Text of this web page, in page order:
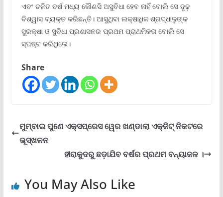
ଏବଂ ଚଳିତ ବର୍ଷ ମଧ୍ୟ କୌଣସି ଅସୁବିଧା ହେବ ନାହିଁ ବୋଲି ସେ ଦୃଢ଼
ବିଶ୍ୱାସ ବ୍ୟକ୍ତ କରିଛନ୍ତି। ଆସୁଥିବା ଲକ୍ଷାଧିକ ଶ୍ରଦ୍ଧାଳୁଙ୍କ
ସୁରକ୍ଷା ଓ ସୁବିଧା ପ୍ରଶାସନର ପ୍ରଥମ ପ୍ରାଥମିକତା ବୋଲି ସେ
ସ୍ପଷ୍ଟ କରିଥିଲେ।
Share
ମୁମ୍ବାଇ ପୁଣେ ଏକ୍ସପ୍ରେସ ୱେର ଖଣ୍ଡାଲା ଏକ୍ଜିଟ୍ ନିକଟରେ
ଭୂସ୍ଖଳନ
ହୀରାକୁଦରୁ ଛଡ଼ାଯିବ ବର୍ଷର ପ୍ରଥମ ବନ୍ୟାଜଳ ।
You May Also Like